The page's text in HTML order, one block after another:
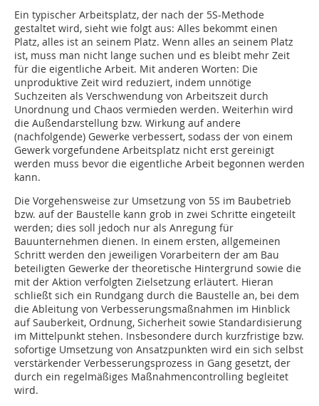
Ein typischer Arbeitsplatz, der nach der 5S-Methode
gestaltet wird, sieht wie folgt aus: Alles bekommt einen
Platz, alles ist an seinem Platz. Wenn alles an seinem Platz
ist, muss man nicht lange suchen und es bleibt mehr Zeit
für die eigentliche Arbeit. Mit anderen Worten: Die
unproduktive Zeit wird reduziert, indem unnötige
Suchzeiten als Verschwendung von Arbeitszeit durch
Unordnung und Chaos vermieden werden. Weiterhin wird
die Außendarstellung bzw. Wirkung auf andere
(nachfolgende) Gewerke verbessert, sodass der von einem
Gewerk vorgefundene Arbeitsplatz nicht erst gereinigt
werden muss bevor die eigentliche Arbeit begonnen werden
kann.
Die Vorgehensweise zur Umsetzung von 5S im Baubetrieb
bzw. auf der Baustelle kann grob in zwei Schritte eingeteilt
werden; dies soll jedoch nur als Anregung für
Bauunternehmen dienen. In einem ersten, allgemeinen
Schritt werden den jeweiligen Vorarbeitern der am Bau
beteiligten Gewerke der theoretische Hintergrund sowie die
mit der Aktion verfolgten Zielsetzung erläutert. Hieran
schließt sich ein Rundgang durch die Baustelle an, bei dem
die Ableitung von Verbesserungsmaßnahmen im Hinblick
auf Sauberkeit, Ordnung, Sicherheit sowie Standardisierung
im Mittelpunkt stehen. Insbesondere durch kurzfristige bzw.
sofortige Umsetzung von Ansatzpunkten wird ein sich selbst
verstärkender Verbesserungsprozess in Gang gesetzt, der
durch ein regelmäßiges Maßnahmencontrolling begleitet
wird.